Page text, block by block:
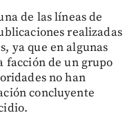
de las líneas de
realizadas
ya que en algunas
facción de un grupo
no han
concluyente